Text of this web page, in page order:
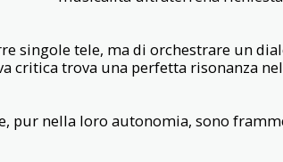
singole tele, ma di orchestrare un
critica trova una perfetta risonanza
pur nella loro autonomia, sono